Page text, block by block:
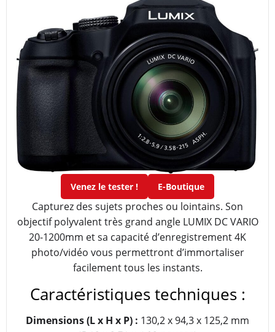
Venez le tester ! E-Boutique
Capturez des sujets proches ou lointains. Son
objectif polyvalent très grand angle LUMIX DC VARIO
20-1200mm et sa capacité d’enregistrement 4K
photo/vidéo vous permettront d’immortaliser
facilement tous les instants.
Caractéristiques techniques :
Dimensions (L x H x P) : 130,2 x 94,3 x 125,2 mm